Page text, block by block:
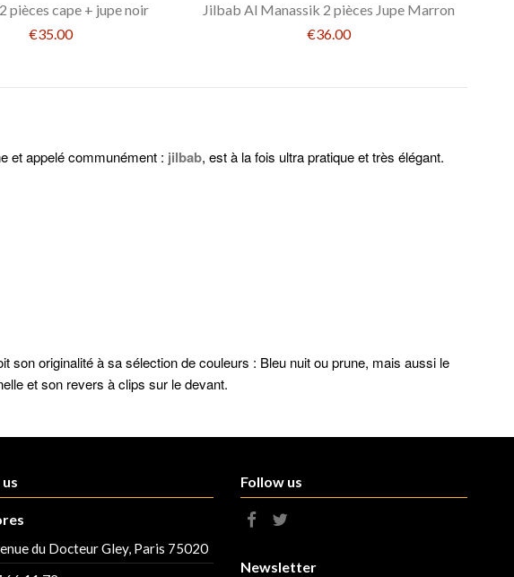
pièces cape + jupe noir
€35.00
Jilbab Al Manassik 2 pièces Jupe Marron
€36.00
et appelé communément : jilbab, est à la fois ultra pratique et très élégant.
originalité à sa sélection de couleurs : Bleu nuit ou prune, mais aussi le
et son revers à clips sur le devant.
du Docteur Gley, Paris 75020
Follow us
Newsletter